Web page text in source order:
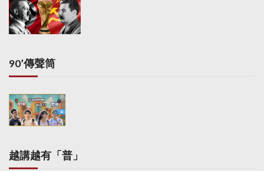
90’傳聲筒
越講越有「普」